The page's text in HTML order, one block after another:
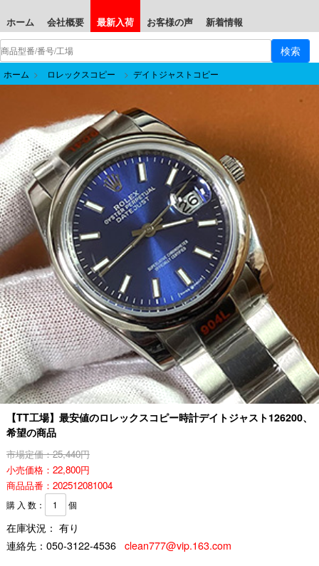
ホーム 会社概要 最新入荷 お客様の声 新着情報
ホーム > ロレックスコピー > デイトジャストコピー
【TT工場】最安値のロレックスコピー時計デイトジャスト126200、
希望の商品
市場定価：25,440円
小売価格：22,800円
商品品番：202512081004
購 入 数： 個
在庫状況： 有り
連絡先： 050-3122-4536 clean777@vip.163.com